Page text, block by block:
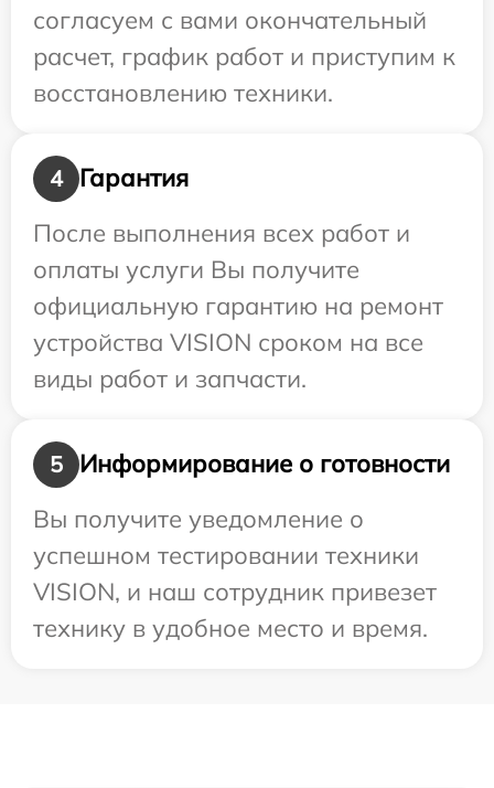
согласуем с вами окончательный
расчет, график работ и приступим к
восстановлению техники.
4
Гарантия
После выполнения всех работ и
оплаты услуги Вы получите
официальную гарантию на ремонт
устройства VISION сроком на все
виды работ и запчасти.
5
Информирование о готовности
Вы получите уведомление о
успешном тестировании техники
VISION, и наш сотрудник привезет
технику в удобное место и время.